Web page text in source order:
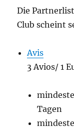
Die
Club scheint
Avis
3 Avios/ 1
Tagen